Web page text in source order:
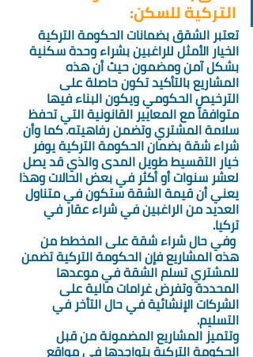
التركية للسكن:
تعتبر الشقق بضمانات الحكومة التركية
الخيار الأمثل للراغبين بشراء وحدة سكنية
بشكل آمن ومضمون حيث أن هذه
المشاريع بالتأكيد تكون حاصلة على
الترخيص الحكومي ويكون البناء فيها
متوافقاً مع المعايير القانونية التي تحفظ
سلامة المشتري وتضمن رفاهيته. كما وأن
شراء شقة بضمان الحكومة التركية يوفر
خيار التقسيط طويل المدى والذي قد يصل
لعشر سنوات أو أكثر في بعض الحالات وهذا
يعني أن قيمة الشقة ستكون في متناول
العديد من الراغبين في شراء عقار في
تركيا.
وفي حال شراء شقة على المخطط من
هذه المشاريع فإن الحكومة التركية تضمن
للمشتري تسلم الشقة في موعدها
المحددة وتفرض غرامات مالية على
الشركات الإنشائية في حال التأخر في
التسليم.
وتتميز المشاريع المضمونة من قبل
الحكومة التركية بتواجدها في مواقع